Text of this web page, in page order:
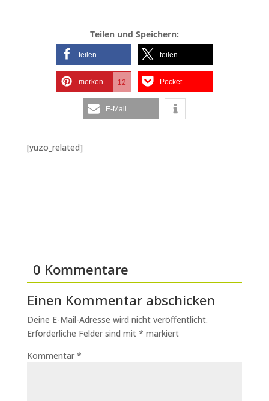
Teilen und Speichern:
teilen teilen
merken 12 Pocket
E-Mail
[yuzo_related]
0 Kommentare
Einen Kommentar abschicken
Deine E-Mail-Adresse wird nicht veröffentlicht.
Erforderliche Felder sind mit * markiert
Kommentar *